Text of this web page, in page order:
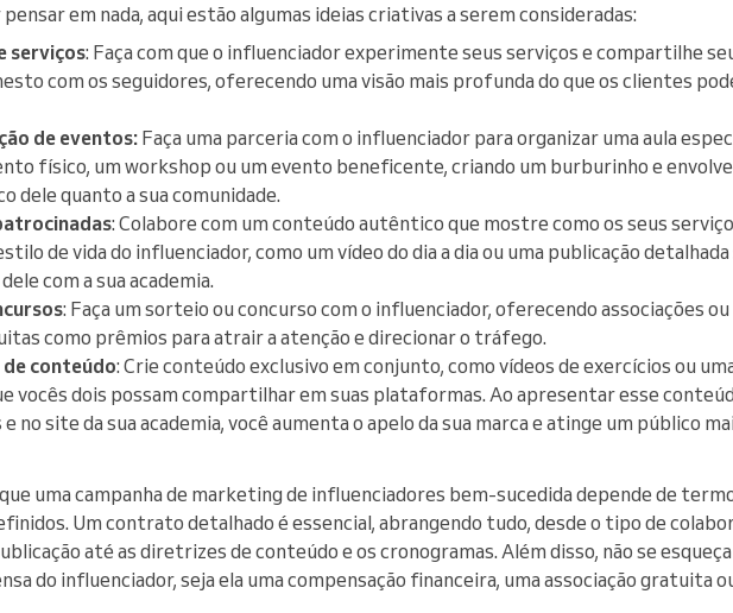
em nada, aqui estão algumas ideias criativas a serem consideradas:
serviços: Faça com que o influenciador experimente seus serviços e compartilhe
com os seguidores, oferecendo uma visão mais profunda do que os clientes
de eventos: Faça uma parceria com o influenciador para organizar uma aula
físico, um workshop ou um evento beneficente, criando um burburinho e
dele quanto a sua comunidade.
: Colabore com um conteúdo autêntico que mostre como os seus
de vida do influenciador, como um vídeo do dia a dia ou uma publicação
com a sua academia.
: Faça um sorteio ou concurso com o influenciador, oferecendo associações ou
como prêmios para atrair a atenção e direcionar o tráfego.
conteúdo: Crie conteúdo exclusivo em conjunto, como vídeos de exercícios ou
vocês dois possam compartilhar em suas plataformas. Ao apresentar esse
no site da sua academia, você aumenta o apelo da sua marca e atinge um público
uma campanha de marketing de influenciadores bem-sucedida depende de
Um contrato detalhado é essencial, abrangendo tudo, desde o tipo de
até as diretrizes de conteúdo e os cronogramas. Além disso, não se
do influenciador, seja ela uma compensação financeira, uma associação gratuita